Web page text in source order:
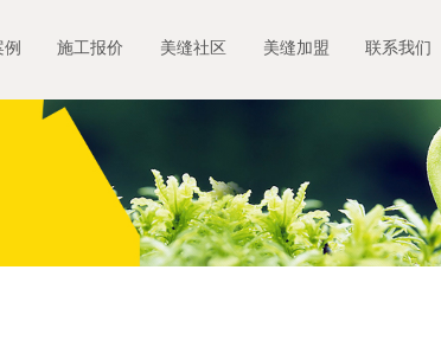
施工报价 美缝社区 美缝加盟 联系我们